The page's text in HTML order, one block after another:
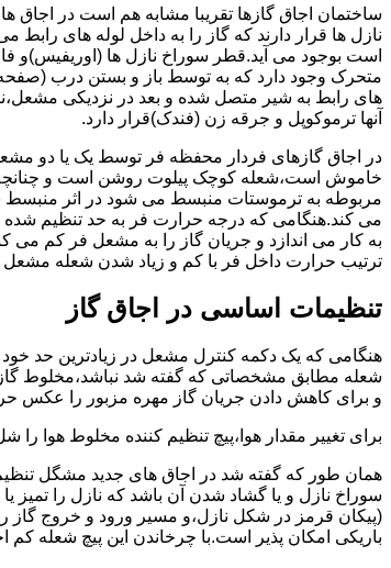
ساختمان اجاق گازها تقریبا مشابه هم است در اجاق
نازل ها قرار دارند که گاز را به داخل لوله های
است بوجود می آید.قطر سوراخ نازل ها (اوریفیس)و
متحرک وجود دارد که به توسط باز و بستن درب
های رابط به شیر متصل شده و بعد در نزدیکی
آنها ترموکوپل و جرقه زن (فندک)قرار دارد.
در اجاق گازهای فردار محفظه فر توسط یک یا دو
خاموش است،شعله کوچک پیلوت روشن است و چنانچه
مربوطه به ترموستات منبسط می شود در اثر منبسط
می کند.هنگامی که درجه حرارت فر به حد تنظیم شده
به کار می اندازد و جریان گاز را به مشعل فر کم می
ترتیب حرارت داخل فر با کم و زیاد شدن شعله
تنظیمات اساسی در اجاق گاز
شعله مطابق مشخصاتی که گفته شد نباشد،مخلوط گاز
و برای کاهش دادن جریان گاز مهره مزبور را عکس
برای تغییر مقدار هوا،پیچ تنظیم کننده مخلوط هوا
همان طور که گفته شد در اجاق های جدید مشگل
سوراخ نازل و یا گشاد شدن آن باشد که نازل را
(پیکان قرمز در شکل نازل،و مسیر ورود و خروج
باریکی امکان پذیر است.با چرخاندن این پیچ شعله